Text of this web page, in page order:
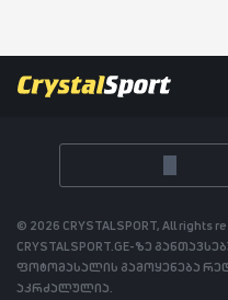
© 2026 CRYSTALSPORT, All rights
CRYSTALSPORT.GE-ზე
ფოტომასალის გამოყენება
აკრძალულია.